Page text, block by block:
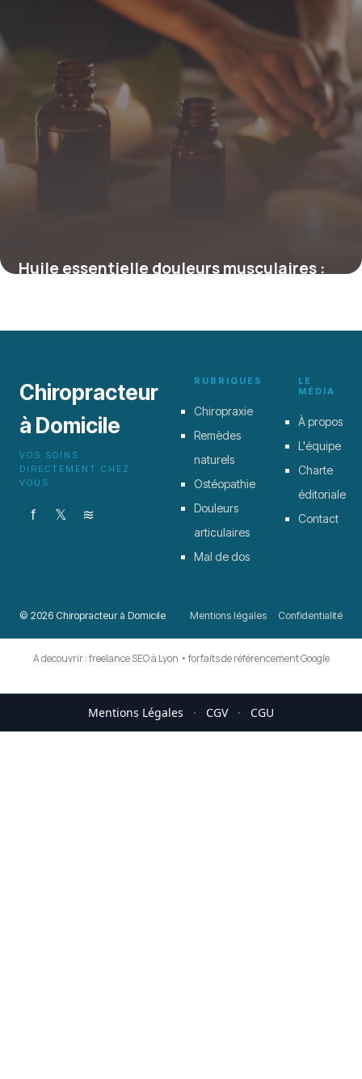
Huile essentielle douleurs musculaires :
Chiropracteur
à Domicile
VOS SOINS
DIRECTEMENT CHEZ
VOUS
f 𝕏 ≋
RUBRIQUES
Chiropraxie
Remèdes
naturels
Ostéopathie
Douleurs
articulaires
Mal de dos
LE
MÉDIA
À propos
L'équipe
Charte
éditoriale
Contact
© 2026 Chiropracteur à Domicile Mentions légales Confidentialité
A decouvrir :freelance SEO à Lyon • forfaits de référencement Google
Mentions Légales · CGV · CGU